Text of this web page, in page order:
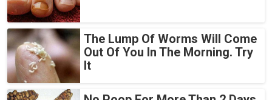
The Lump Of Worms Will Come
Out Of You In The Morning. Try
It